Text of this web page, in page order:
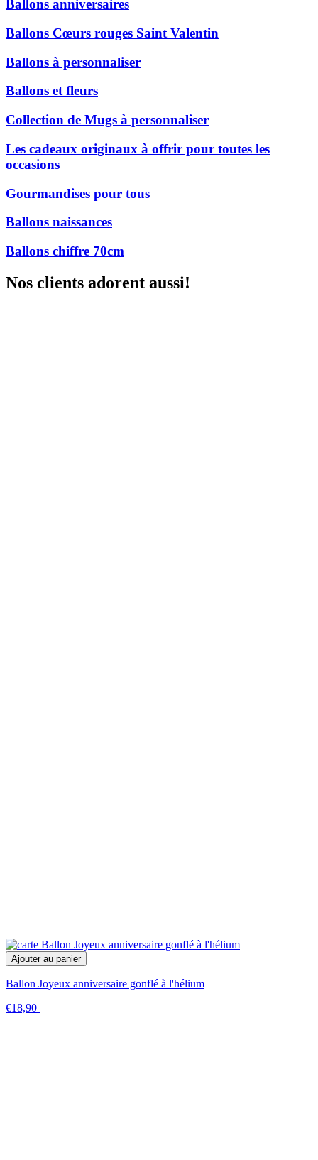
Ballons anniversaires
Ballons Cœurs rouges Saint Valentin
Ballons à personnaliser
Ballons et fleurs
Collection de Mugs à personnaliser
Les cadeaux originaux à offrir pour toutes les
occasions
Gourmandises pour tous
Ballons naissances
Ballons chiffre 70cm
Nos clients adorent aussi!
Ajouter au panier
Ballon Joyeux anniversaire gonflé à l'hélium
€18,90